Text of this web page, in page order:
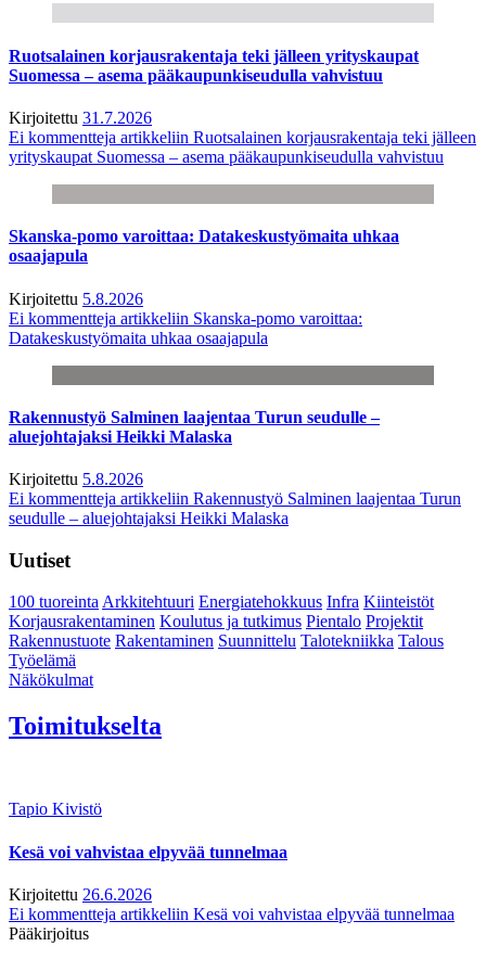
Ruotsalainen korjausrakentaja teki jälleen yrityskaupat
Suomessa – asema pääkaupunkiseudulla vahvistuu
Kirjoitettu 31.7.2026
Ei kommentteja artikkeliin Ruotsalainen korjausrakentaja teki jälleen
yrityskaupat Suomessa – asema pääkaupunkiseudulla vahvistuu
Skanska-pomo varoittaa: Datakeskustyömaita uhkaa
osaajapula
Kirjoitettu 5.8.2026
Ei kommentteja artikkeliin Skanska-pomo varoittaa:
Datakeskustyömaita uhkaa osaajapula
Rakennustyö Salminen laajentaa Turun seudulle –
aluejohtajaksi Heikki Malaska
Kirjoitettu 5.8.2026
Ei kommentteja artikkeliin Rakennustyö Salminen laajentaa Turun
seudulle – aluejohtajaksi Heikki Malaska
Uutiset
100 tuoreintaArkkitehtuuri Energiatehokkuus Infra Kiinteistöt
Korjausrakentaminen Koulutus ja tutkimus Pientalo Projektit
Rakennustuote Rakentaminen Suunnittelu Talotekniikka Talous
Työelämä
Näkökulmat
Toimitukselta
Tapio Kivistö
Kesä voi vahvistaa elpyvää tunnelmaa
Kirjoitettu 26.6.2026
Ei kommentteja artikkeliin Kesä voi vahvistaa elpyvää tunnelmaa
Pääkirjoitus